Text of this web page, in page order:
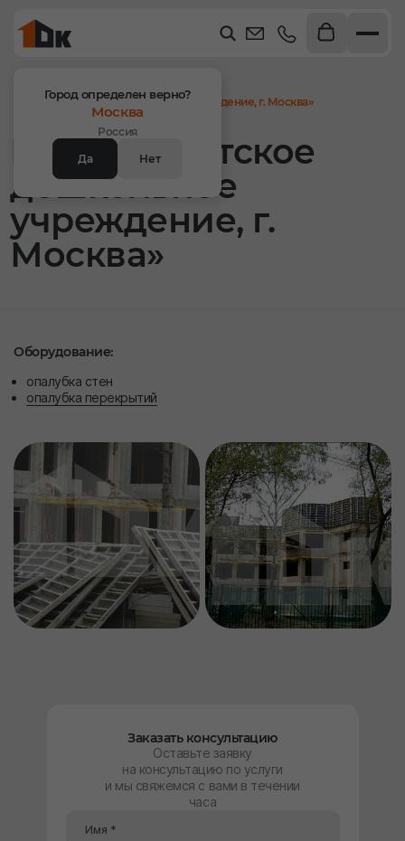
Город определен верно?
Москва
Россия
Да
Нет
Проект «Детское
дошкольное
учреждение, г.
Москва»
Главная Объекты
Проект «Детское дошкольное учреждение, г. Москва»
Оборудование:
опалубка стен
опалубка перекрытий
Заказать консультацию
Оставьте заявку
на консультацию по услуги
и мы свяжемся с вами в течении
часа